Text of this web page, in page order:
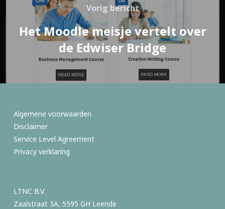
Vorig bericht
Het Moodle meisje vertelt over
de Edwiser Bridge
Algemene voorwaarden
Disclaimer
Service Level Agreement
Privacy verklaring
LTNC B.V.
Zaalstraat 3A, 5595 GH Leende